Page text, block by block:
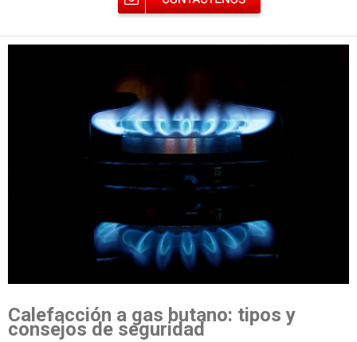
Calefacción a gas butano: tipos y
consejos de seguridad